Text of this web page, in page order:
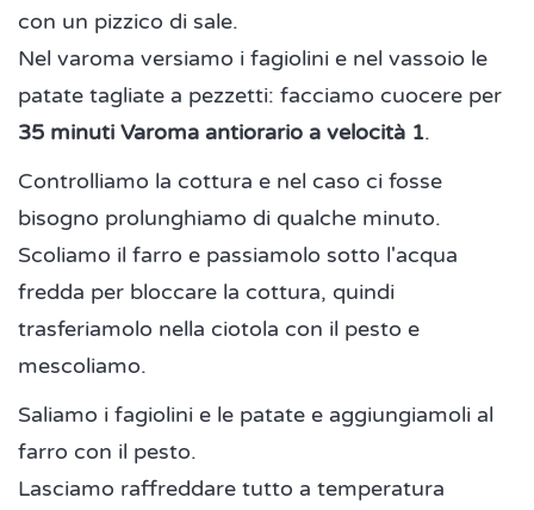
con un pizzico di sale.
Nel varoma versiamo i fagiolini e nel vassoio le
patate tagliate a pezzetti: facciamo cuocere per
35 minuti Varoma antiorario a velocità 1.
Controlliamo la cottura e nel caso ci fosse
bisogno prolunghiamo di qualche minuto.
Scoliamo il farro e passiamolo sotto l'acqua
fredda per bloccare la cottura, quindi
trasferiamolo nella ciotola con il pesto e
mescoliamo.
Saliamo i fagiolini e le patate e aggiungiamoli al
farro con il pesto.
Lasciamo raffreddare tutto a temperatura